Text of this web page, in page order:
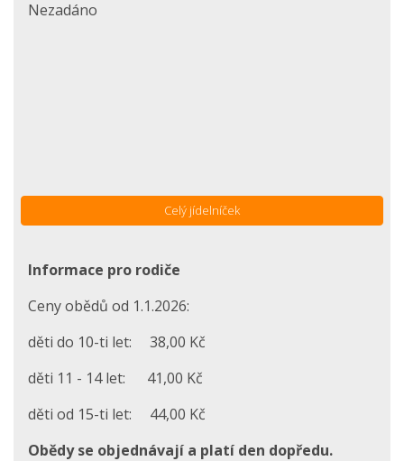
Nezadáno
Celý jídelníček
Informace pro rodiče
Ceny obědů od 1.1.2026:
děti do 10-ti let: 38,00 Kč
děti 11 - 14 let: 41,00 Kč
děti od 15-ti let: 44,00 Kč
Obědy se objednávají a platí den dopředu.